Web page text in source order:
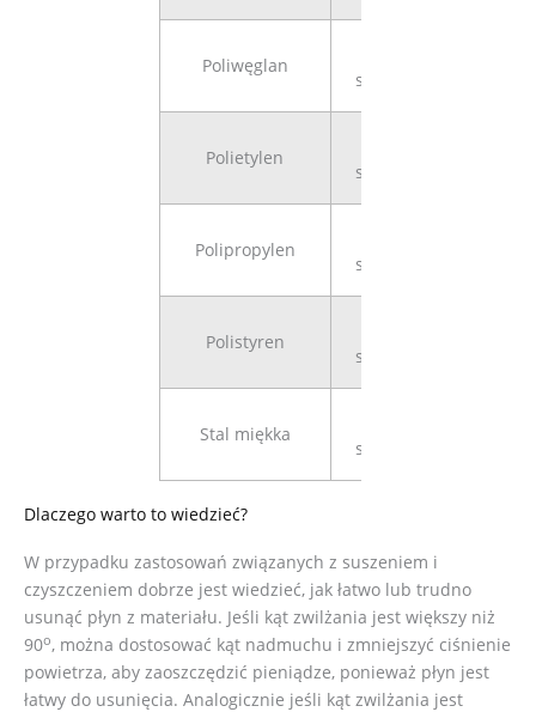
Poliwęglan
stopnie
Polietylen
stopnie
Polipropylen
stopnie
Polistyren
stopnie
Stal miękka
stopnie
Dlaczego warto to wiedzieć?
W przypadku zastosowań związanych z suszeniem i
czyszczeniem dobrze jest wiedzieć, jak łatwo lub trudno
usunąć płyn z materiału. Jeśli kąt zwilżania jest większy niż
90o, można dostosować kąt nadmuchu i zmniejszyć ciśnienie
powietrza, aby zaoszczędzić pieniądze, ponieważ płyn jest
łatwy do usunięcia. Analogicznie jeśli kąt zwilżania jest